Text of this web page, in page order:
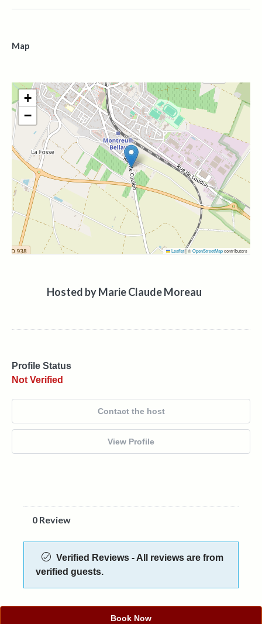
Map
+
−
Leaflet|©OpenStreetMapcontributors
Hosted byMarie Claude Moreau
Profile Status
Not Verified
Contact the host
View Profile
0 Review
Verified Reviews - All reviews are from
verified guests.
Book Now